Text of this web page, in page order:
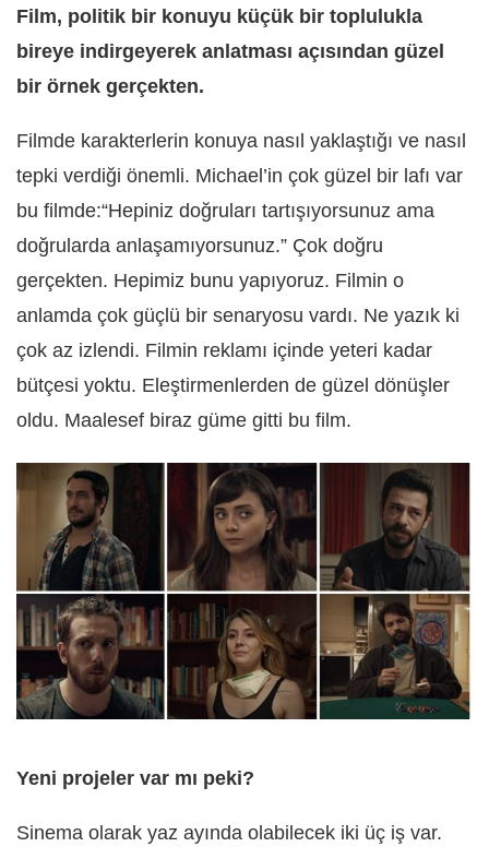
Film, politik bir konuyu küçük bir toplulukla
bireye indirgeyerek anlatması açısından güzel
bir örnek gerçekten.
Filmde karakterlerin konuya nasıl yaklaştığı ve nasıl
tepki verdiği önemli. Michael’in çok güzel bir lafı var
bu filmde:“Hepiniz doğruları tartışıyorsunuz ama
doğrularda anlaşamıyorsunuz.” Çok doğru
gerçekten. Hepimiz bunu yapıyoruz. Filmin o
anlamda çok güçlü bir senaryosu vardı. Ne yazık ki
çok az izlendi. Filmin reklamı içinde yeteri kadar
bütçesi yoktu. Eleştirmenlerden de güzel dönüşler
oldu. Maalesef biraz güme gitti bu film.
Yeni projeler var mı peki?
Sinema olarak yaz ayında olabilecek iki üç iş var.